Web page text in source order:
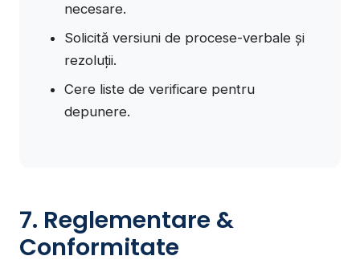
necesare.
Solicită versiuni de procese-verbale și
rezoluții.
Cere liste de verificare pentru
depunere.
7. Reglementare &
Conformitate